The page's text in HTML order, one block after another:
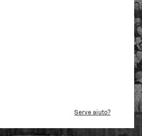
Serve aiuto?